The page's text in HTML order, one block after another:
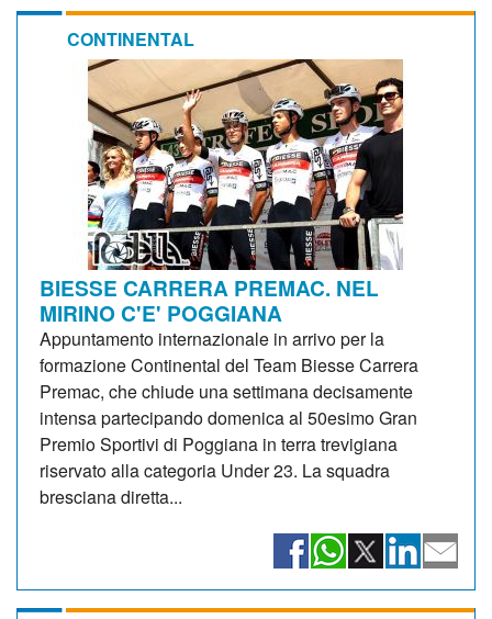
CONTINENTAL
BIESSE CARRERA PREMAC. NEL
MIRINO C'E' POGGIANA
Appuntamento internazionale in arrivo per la
formazione Continental del Team Biesse Carrera
Premac, che chiude una settimana decisamente
intensa partecipando domenica al 50esimo Gran
Premio Sportivi di Poggiana in terra trevigiana
riservato alla categoria Under 23. La squadra
bresciana diretta...